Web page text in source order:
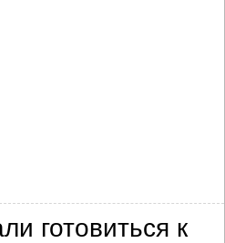
готовиться к